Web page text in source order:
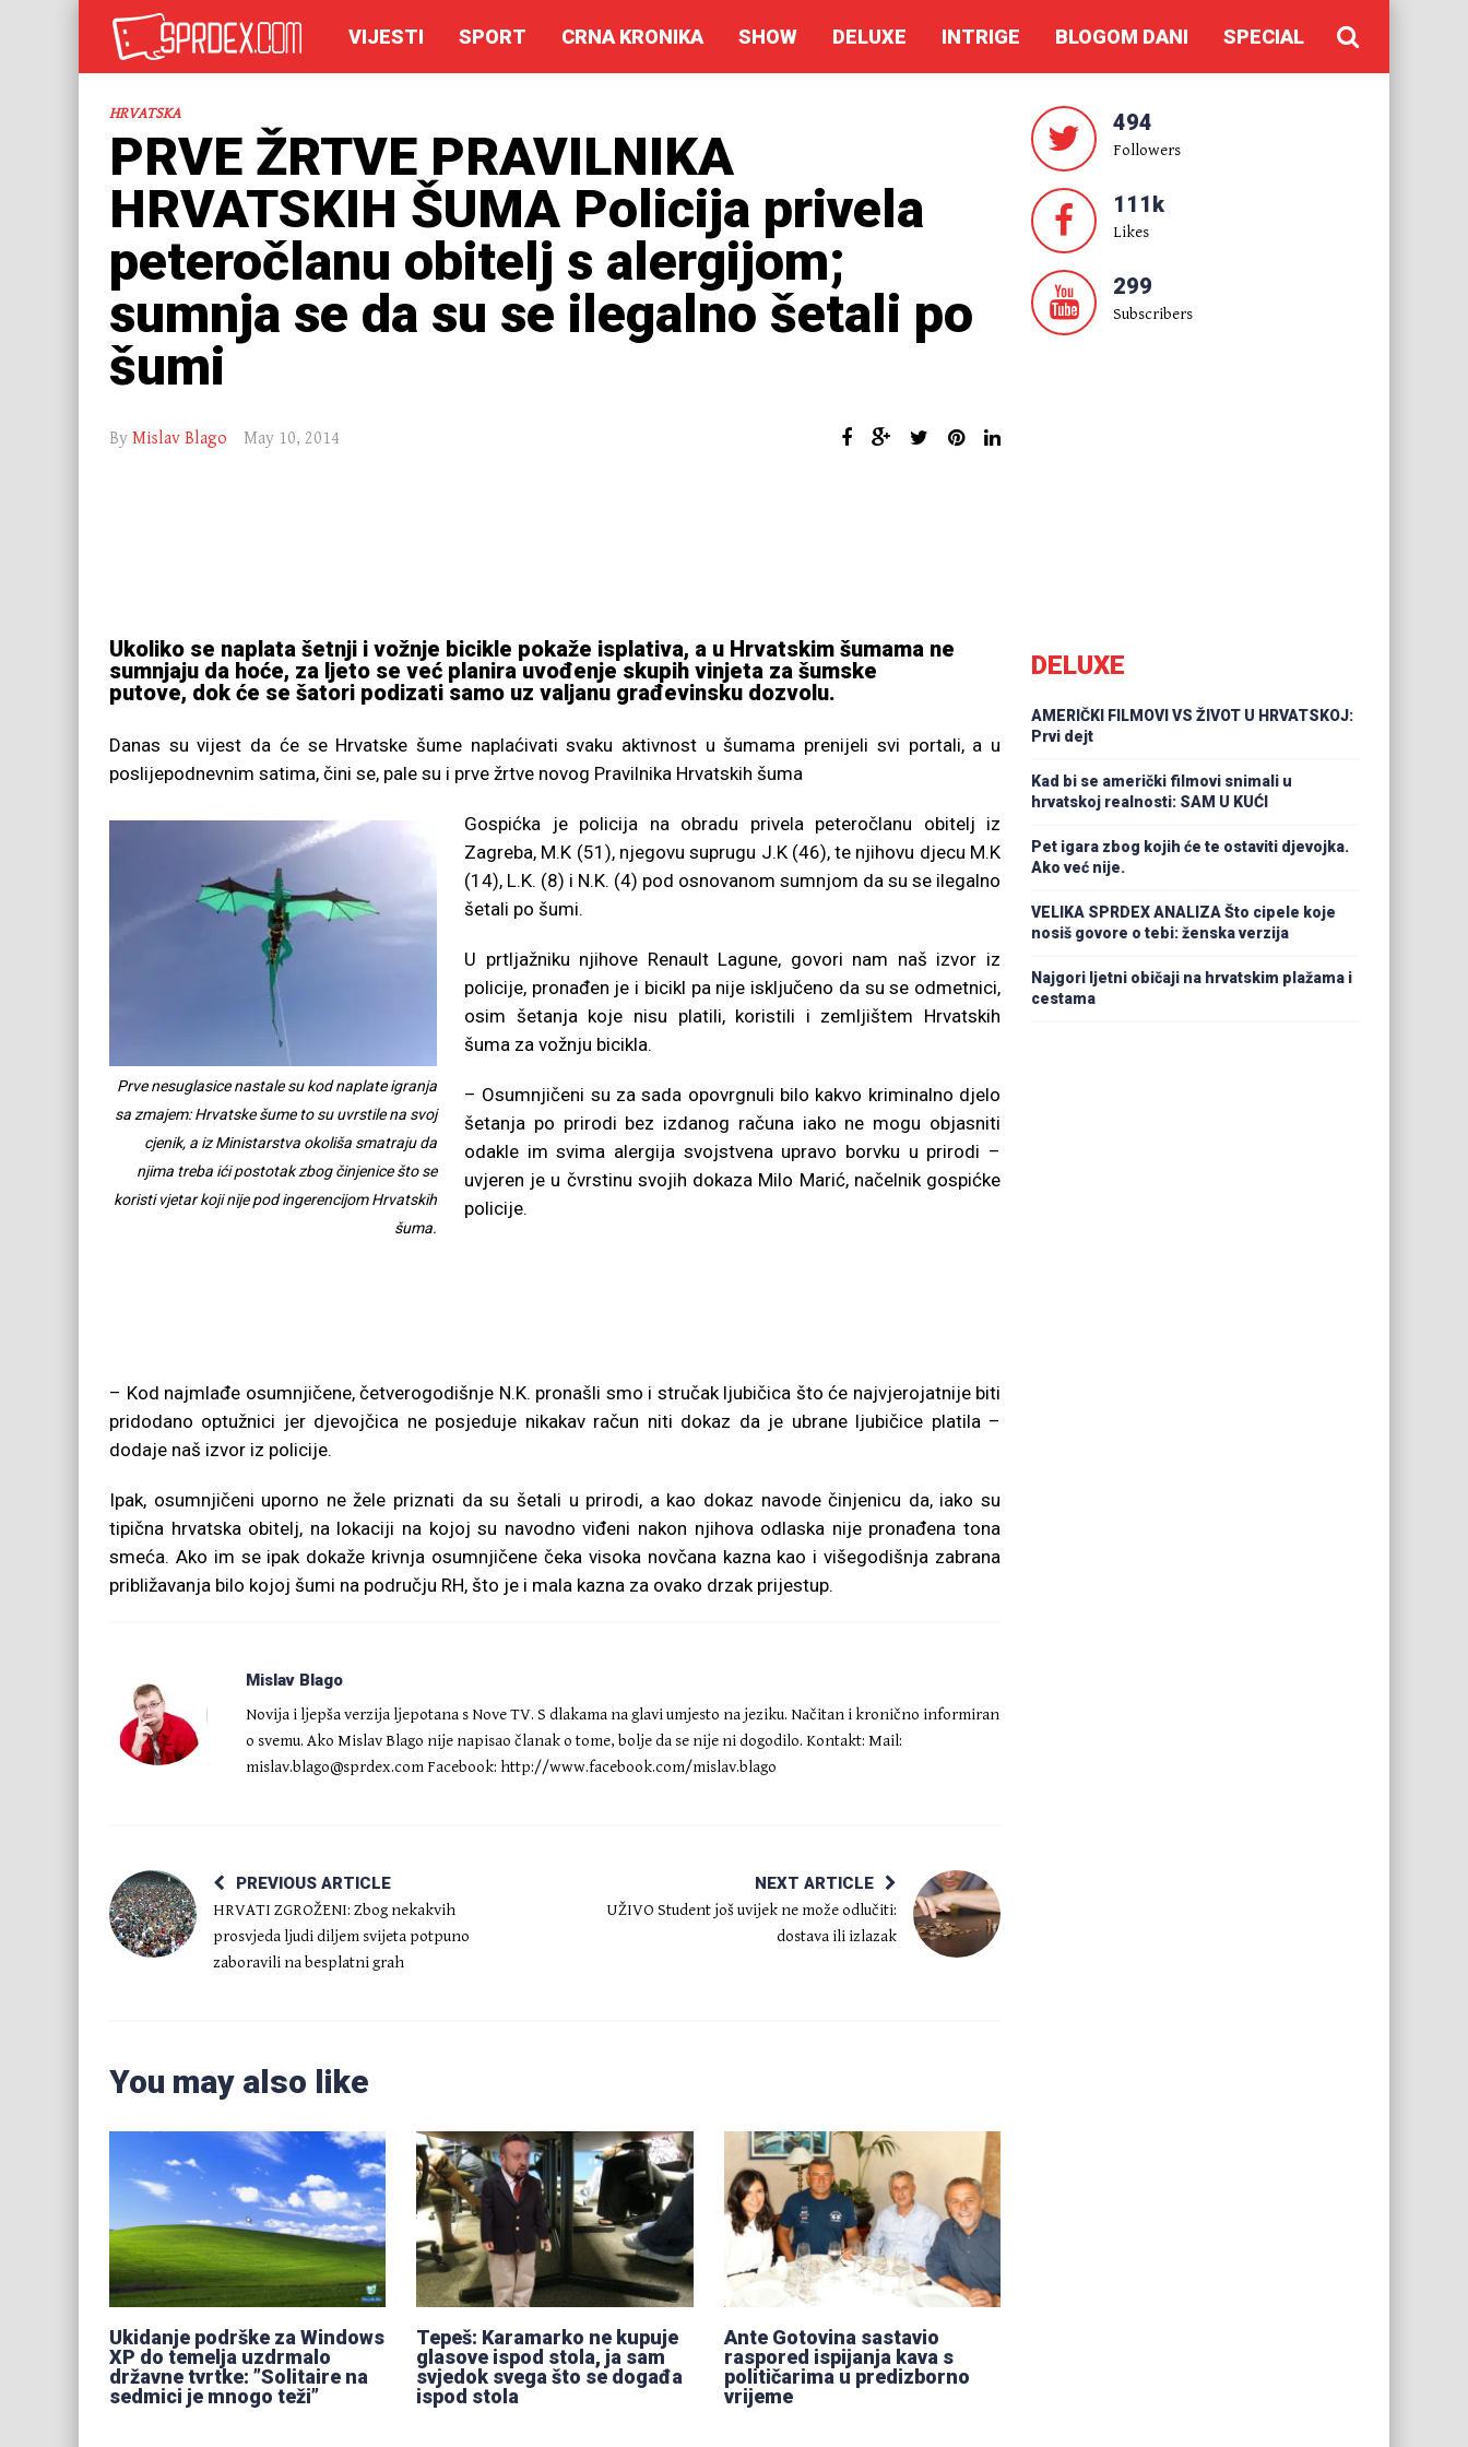
VIJESTI SPORT CRNA KRONIKA SHOW DELUXE INTRIGE BLOGOM DANI SPECIAL
HRVATSKA
PRVE ŽRTVE PRAVILNIKA
HRVATSKIH ŠUMA Policija privela
peteročlanu obitelj s alergijom;
sumnja se da su se ilegalno šetali po
šumi
By Mislav Blago May 10, 2014
Ukoliko se naplata šetnji i vožnje bicikle pokaže isplativa, a u Hrvatskim šumama ne
sumnjaju da hoće, za ljeto se već planira uvođenje skupih vinjeta za šumske
putove, dok će se šatori podizati samo uz valjanu građevinsku dozvolu.
Danas su vijest da će se Hrvatske šume naplaćivati svaku aktivnost u šumama prenijeli svi portali, a u
poslijepodnevnim satima, čini se, pale su i prve žrtve novog Pravilnika Hrvatskih šuma
Prve nesuglasice nastale su kod naplate igranja
sa zmajem: Hrvatske šume to su uvrstile na svoj
cjenik, a iz Ministarstva okoliša smatraju da
njima treba ići postotak zbog činjenice što se
koristi vjetar koji nije pod ingerencijom Hrvatskih
šuma.
Gospićka je policija na obradu privela peteročlanu obitelj iz
Zagreba, M.K (51), njegovu suprugu J.K (46), te njihovu djecu M.K
(14), L.K. (8) i N.K. (4) pod osnovanom sumnjom da su se ilegalno
šetali po šumi.
U prtljažniku njihove Renault Lagune, govori nam naš izvor iz
policije, pronađen je i bicikl pa nije isključeno da su se odmetnici,
osim šetanja koje nisu platili, koristili i zemljištem Hrvatskih
šuma za vožnju bicikla.
– Osumnjičeni su za sada opovrgnuli bilo kakvo kriminalno djelo
šetanja po prirodi bez izdanog računa iako ne mogu objasniti
odakle im svima alergija svojstvena upravo borvku u prirodi –
uvjeren je u čvrstinu svojih dokaza Milo Marić, načelnik gospićke
policije.
– Kod najmlađe osumnjičene, četverogodišnje N.K. pronašli smo i stručak ljubičica što će najvjerojatnije biti
pridodano optužnici jer djevojčica ne posjeduje nikakav račun niti dokaz da je ubrane ljubičice platila –
dodaje naš izvor iz policije.
Ipak, osumnjičeni uporno ne žele priznati da su šetali u prirodi, a kao dokaz navode činjenicu da, iako su
tipična hrvatska obitelj, na lokaciji na kojoj su navodno viđeni nakon njihova odlaska nije pronađena tona
smeća. Ako im se ipak dokaže krivnja osumnjičene čeka visoka novčana kazna kao i višegodišnja zabrana
približavanja bilo kojoj šumi na području RH, što je i mala kazna za ovako drzak prijestup.
Mislav Blago
Novija i ljepša verzija ljepotana s Nove TV. S dlakama na glavi umjesto na jeziku. Načitan i kronično informiran
o svemu. Ako Mislav Blago nije napisao članak o tome, bolje da se nije ni dogodilo. Kontakt: Mail:
mislav.blago@sprdex.com Facebook: http://www.facebook.com/mislav.blago
PREVIOUS ARTICLE
HRVATI ZGROŽENI: Zbog nekakvih
prosvjeda ljudi diljem svijeta potpuno
zaboravili na besplatni grah
NEXT ARTICLE
UŽIVO Student još uvijek ne može odlučiti:
dostava ili izlazak
You may also like
Ukidanje podrške za Windows
XP do temelja uzdrmalo
državne tvrtke: ”Solitaire na
sedmici je mnogo teži”
Tepeš: Karamarko ne kupuje
glasove ispod stola, ja sam
svjedok svega što se događa
ispod stola
Ante Gotovina sastavio
raspored ispijanja kava s
političarima u predizborno
vrijeme
494
Followers
111k
Likes
299
Subscribers
DELUXE
AMERIČKI FILMOVI VS ŽIVOT U HRVATSKOJ:
Prvi dejt
Kad bi se američki filmovi snimali u
hrvatskoj realnosti: SAM U KUĆI
Pet igara zbog kojih će te ostaviti djevojka.
Ako već nije.
VELIKA SPRDEX ANALIZA Što cipele koje
nosiš govore o tebi: ženska verzija
Najgori ljetni običaji na hrvatskim plažama i
cestama